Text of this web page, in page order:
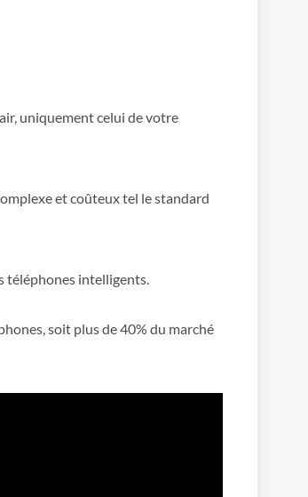
uniquement celui de votre
et coûteux tel le standard
téléphones intelligents.
soit plus de 40% du marché